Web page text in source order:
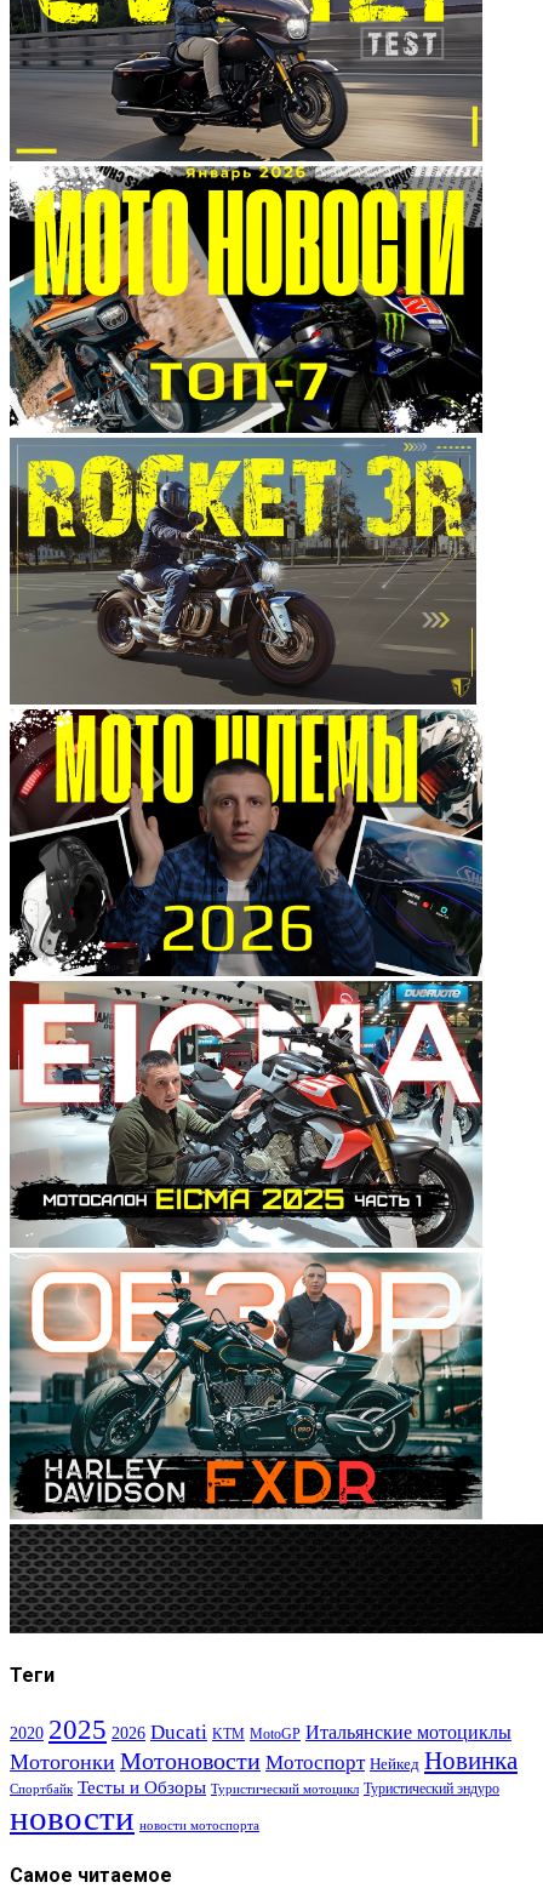
Теги
2020 2025 2026 Ducati KTM MotoGP Итальянские мотоциклы
Мотогонки Мотоновости Мотоспорт Нейкед Новинка
Спортбайк Тесты и Обзоры Туристический мотоцикл Туристический эндуро
новости новости мотоспорта
Самое читаемое